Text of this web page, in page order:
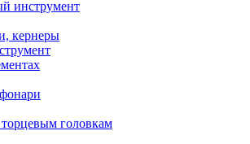
инструмент
кернеры
головкам